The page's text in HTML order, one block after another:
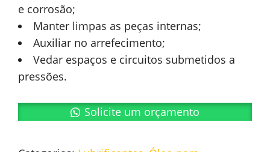
e corrosão;
Manter limpas as peças internas;
Auxiliar no arrefecimento;
Vedar espaços e circuitos submetidos a
pressões.
Solicite um orçamento